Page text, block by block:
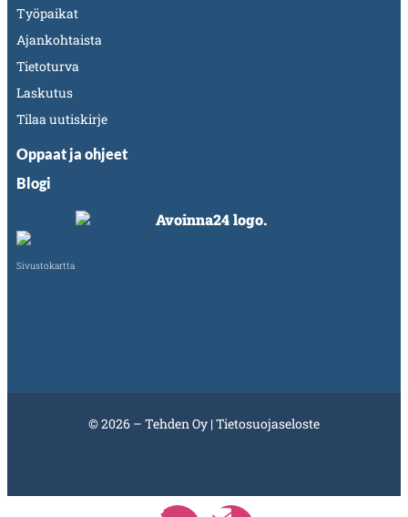
Työpaikat
Ajankohtaista
Tietoturva
Laskutus
Tilaa uutiskirje
Oppaat ja ohjeet
Blogi
Sivustokartta
© 2026 – Tehden Oy | Tietosuojaseloste